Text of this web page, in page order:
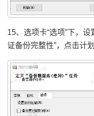
15、选项卡“选项”下，设
证备份完整性”，点击计划